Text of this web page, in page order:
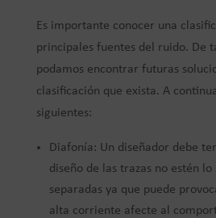
Es importante conocer una
principales fuentes del ruido. De
podamos encontrar futuras
clasificación que exista. A
siguientes:
Diafonía: Un diseñador debe
diseño de las trazas no estén
separadas ya que puede
alta corriente afecte al